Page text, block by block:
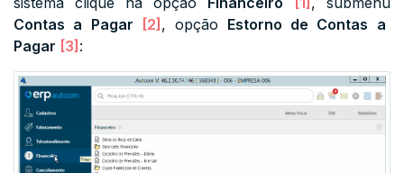
Contas a Pagar [2] , opção Estorno de Contas a
Pagar [3] :